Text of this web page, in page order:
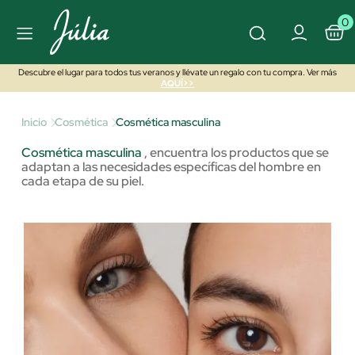
0
Descubre el lugar para todos tus veranos y llévate un regalo con tu compra. Ver más
AQUÍ>>
Inicio Cosmética Cosmética masculina
Cosmética masculina ,encuentra los productos que se
adaptan a las necesidades específicas del hombre en
cada etapa de su piel.